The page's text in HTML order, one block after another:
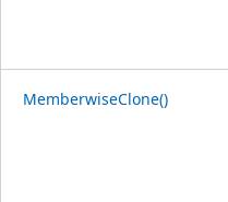
MemberwiseClone()